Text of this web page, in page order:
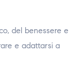
del benessere e
e adattarsi a